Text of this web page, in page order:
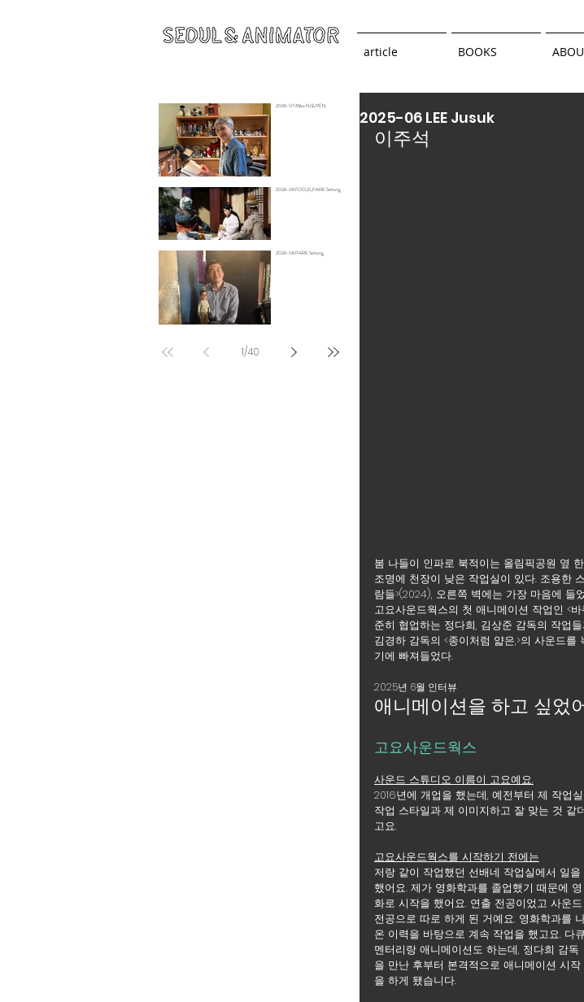
article BOOKS
2026-07 Mike NGUYEN
2026-06 FOCUS_PARK Sehong
2026-06 PARK Sehong
1/40
2025-06 LEE Jusuk
이주석
봄 나들이 인파로 북적이는 올림픽공원 옆
조명에 천장이 낮은 작업실이 있다. 조용한
람들>(2024), 오른쪽 벽에는 가장 마음에 들
고요사운드웍스의 첫 애니메이션 작업인 <
준히 협업하는 정다희, 김상준 감독의 작업
김경하 감독의 <종이처럼 얇은,>의 사운드
기에 빠져들었다.
2025년 6월 인터뷰
애니메이션을 하고 싶었
고요사운드웍스
사운드 스튜디오 이름이 고요예요.
2016년에 개업을 했는데, 예전부터 제 작업
작업 스타일과 제 이미지하고 잘 맞는 것 같
고요.
고요사운드웍스를 시작하기 전에는
저랑 같이 작업했던 선배네 작업실에서 일을
했어요. 제가 영화학과를 졸업했기 때문에 영
화로 시작을 했어요. 연출 전공이었고 사운드
전공으로 따로 하게 된 거예요. 영화학과를
온 이력을 바탕으로 계속 작업을 했고요. 다큐
멘터리랑 애니메이션도 하는데, 정다희 감독
을 만난 후부터 본격적으로 애니메이션 시작
을 하게 됐습니다.